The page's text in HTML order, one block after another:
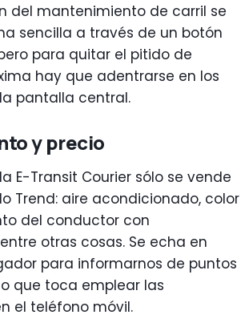
del mantenimiento de carril se
sencilla a través de un botón
para quitar el pitido de
hay que adentrarse en los
pantalla central.
y precio
E-Transit Courier sólo se vende
Trend: aire acondicionado, color
del conductor con
otras cosas. Se echa en
para informarnos de puntos
que toca emplear las
el teléfono móvil.